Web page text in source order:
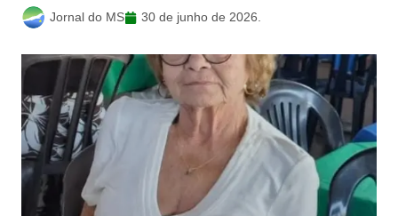
Jornal do MS 30 de junho de 2026.